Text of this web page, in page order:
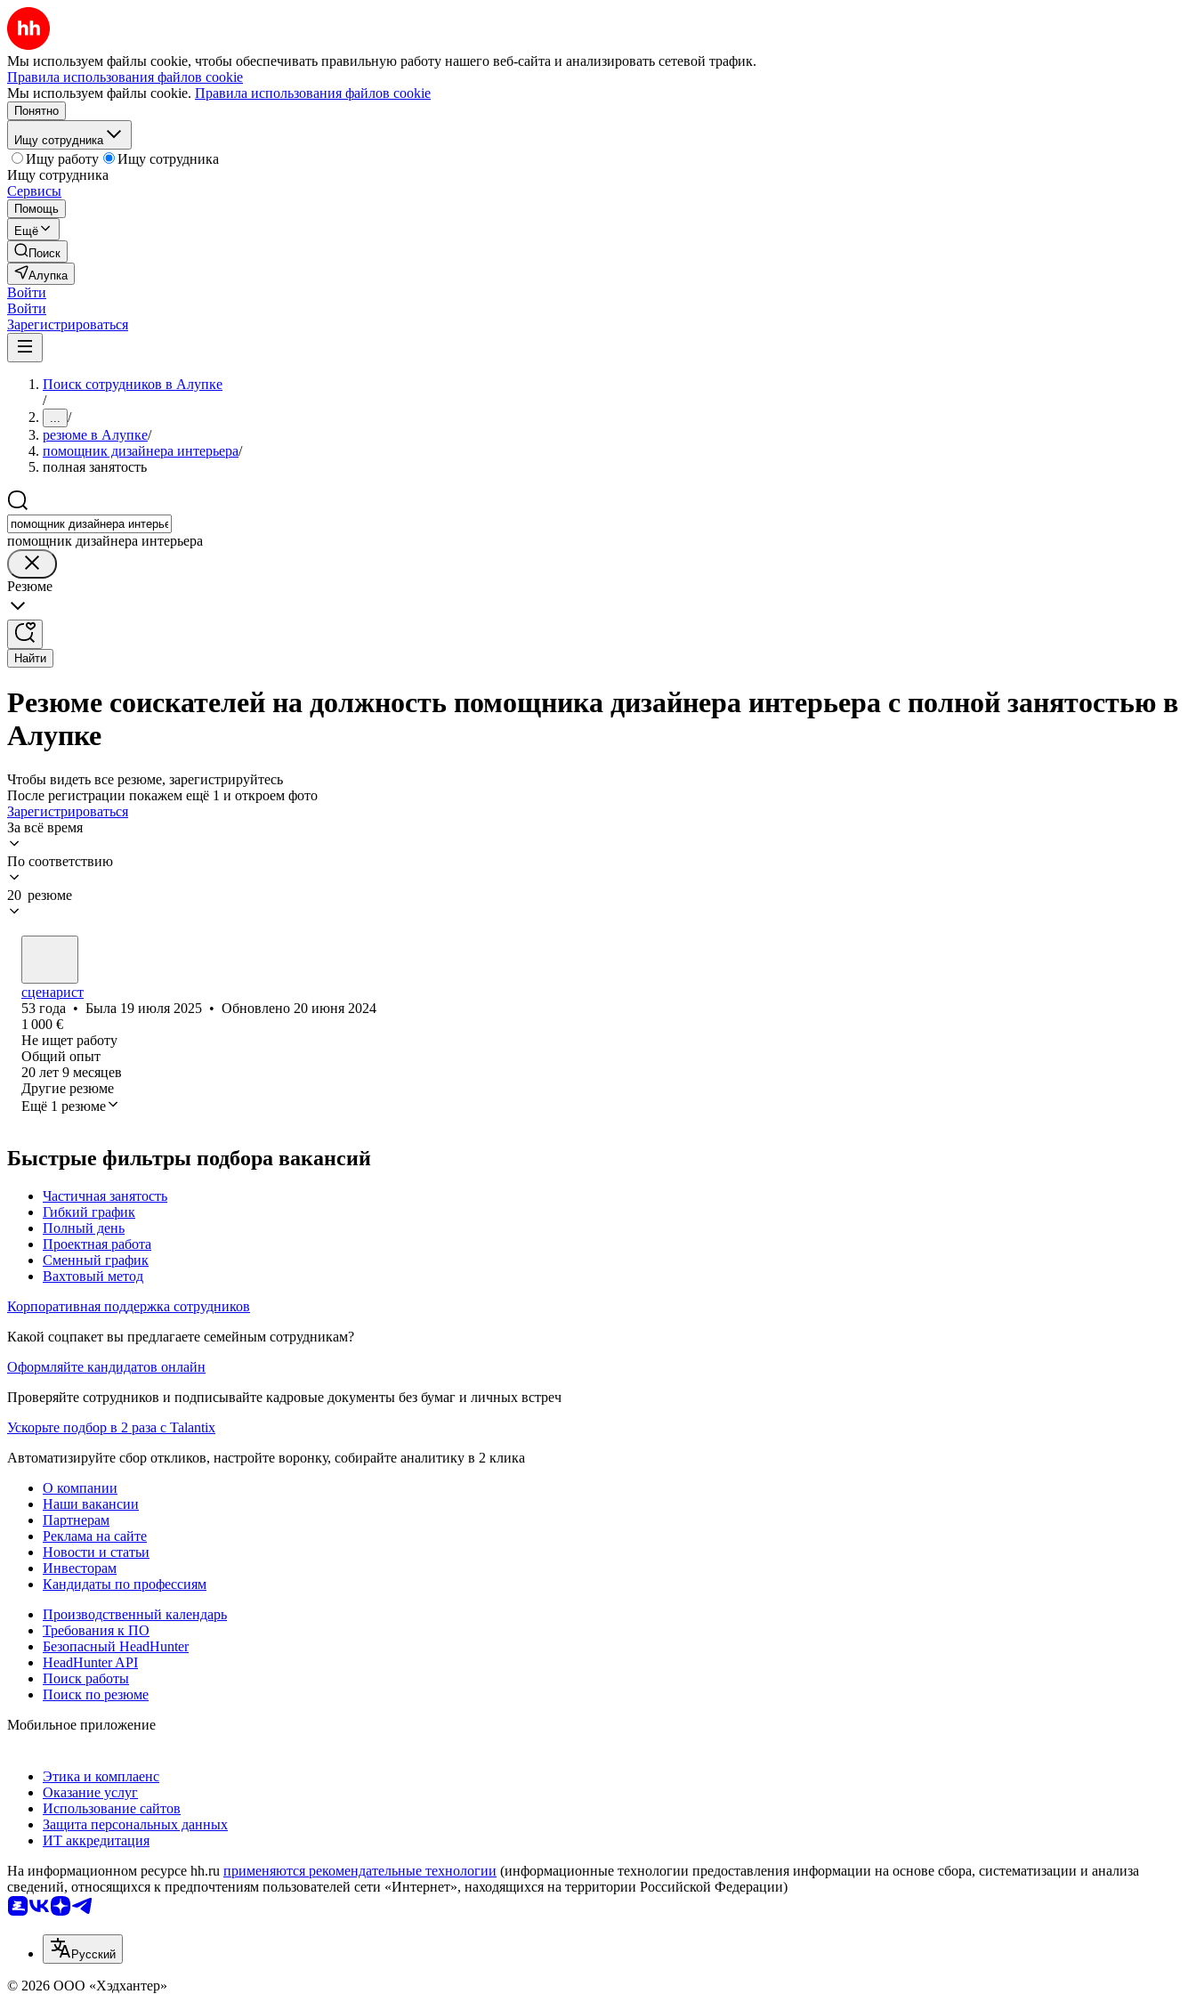
Мы используем файлы cookie, чтобы обеспечивать правильную работу нашего веб-сайта и анализировать сетевой трафик.
Правила использования файлов cookie
Мы используем файлы cookie. Правила использования файлов cookie
Понятно
Ищу сотрудника
Ищу работу
Ищу сотрудника
Ищу сотрудника
Сервисы
Помощь
Ещё
Поиск
Алупка
Войти
Войти
Зарегистрироваться
Поиск сотрудников в Алупке
/
... /
резюме в Алупке/
помощник дизайнера интерьера/
полная занятость
помощник дизайнера интерьера
Резюме
Найти
Резюме соискателей на должность помощника дизайнера интерьера с полной занятостью в
Алупке
Чтобы видеть все резюме, зарегистрируйтесь
После регистрации покажем ещё 1 и откроем фото
Зарегистрироваться
За всё время
По соответствию
20 резюме
сценарист
53 года • Была 19 июля 2025 • Обновлено 20 июня 2024
1 000 €
Не ищет работу
Общий опыт
20 лет 9 месяцев
Другие резюме
Ещё 1 резюме
Быстрые фильтры подбора вакансий
Частичная занятость
Гибкий график
Полный день
Проектная работа
Сменный график
Вахтовый метод
Корпоративная поддержка сотрудников
Какой соцпакет вы предлагаете семейным сотрудникам?
Оформляйте кандидатов онлайн
Проверяйте сотрудников и подписывайте кадровые документы без бумаг и личных встреч
Ускорьте подбор в 2 раза с Talantix
Автоматизируйте сбор откликов, настройте воронку, собирайте аналитику в 2 клика
О компании
Наши вакансии
Партнерам
Реклама на сайте
Новости и статьи
Инвесторам
Кандидаты по профессиям
Производственный календарь
Требования к ПО
Безопасный HeadHunter
HeadHunter API
Поиск работы
Поиск по резюме
Мобильное приложение
Этика и комплаенс
Оказание услуг
Использование сайтов
Защита персональных данных
ИТ аккредитация
На информационном ресурсе hh.ru применяются рекомендательные технологии (информационные технологии предоставления информации на основе сбора, систематизации и анализа
сведений, относящихся к предпочтениям пользователей сети «Интернет», находящихся на территории Российской Федерации)
Русский
© 2026 ООО «Хэдхантер»